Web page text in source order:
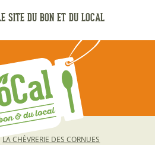
SITE DU BON ET DU LOCAL
LA CHÈVRERIE DES CORNUES